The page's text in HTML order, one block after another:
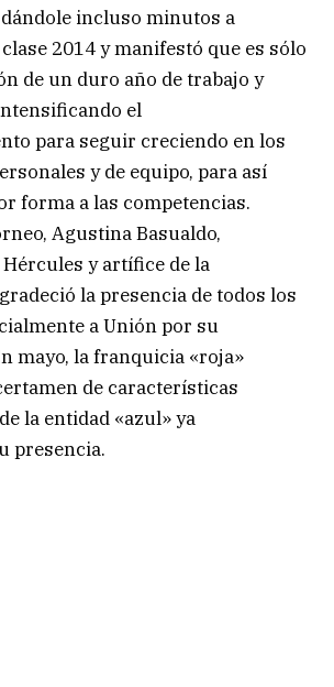
incluso minutos a
2014 y manifestó que es sólo
de un duro año de trabajo y
el
para seguir creciendo en los
y de equipo, para así
forma a las competencias.
Agustina Basualdo,
y artífice de la
la presencia de todos los
a Unión por su
mayo, la franquicia «roja»
de características
la entidad «azul» ya
presencia.